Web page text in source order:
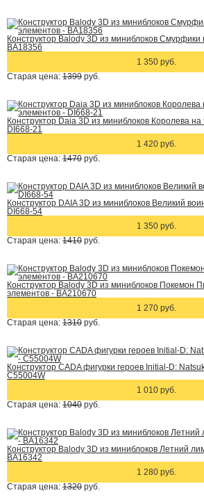
Конструктор Balody 3D из миниблоков
BA18356
1 350 руб.
Старая цена: 1399 руб.
Конструктор Daia 3D из миниблоков Королева
DI668-21
1 420 руб.
Старая цена: 1470 руб.
Конструктор DAIA 3D из миниблоков Великий
DI668-54
1 350 руб.
Старая цена: 1410 руб.
Конструктор Balody 3D из миниблоков Покемон
элементов - BA210670
1 270 руб.
Старая цена: 1310 руб.
Конструктор CADA фигурки героев Initial-D:
C55004W
1 010 руб.
Старая цена: 1040 руб.
Конструктор Balody 3D из миниблоков Летний
BA16342
1 280 руб.
Старая цена: 1320 руб.